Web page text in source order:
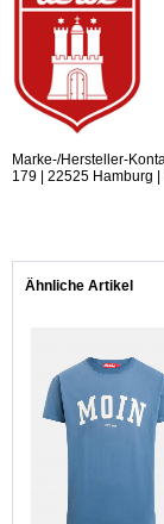
Marke-/Hersteller-
179 | 22525 Hamburg
Ähnliche Artikel